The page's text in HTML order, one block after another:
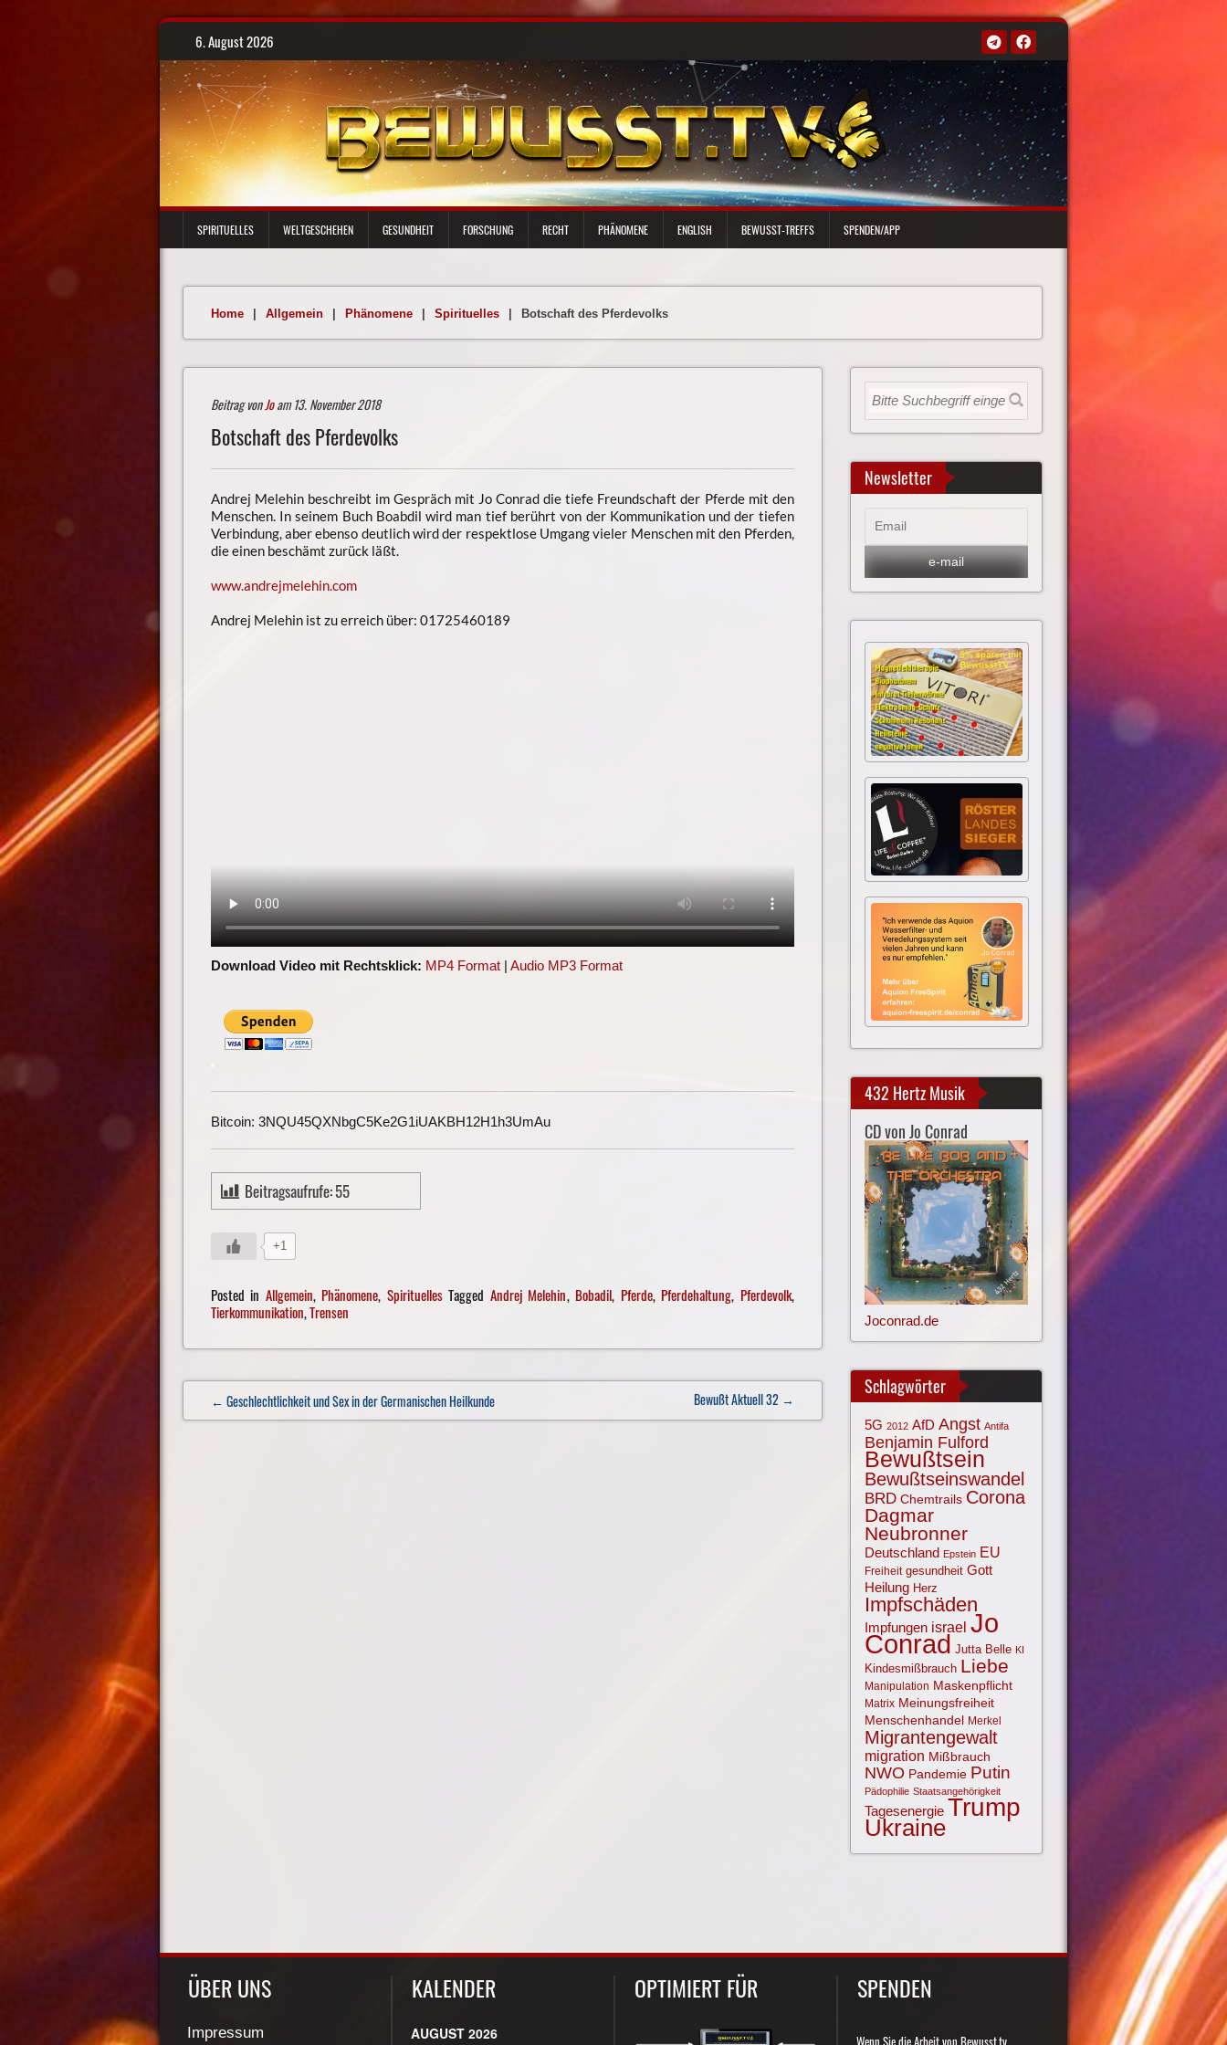
Skip
content
6. August 2026
SPIRITUELLES WELTGESCHEHEN GESUNDHEIT FORSCHUNG RECHT PHÄNOMENE ENGLISH BEWUSST-TREFFS SPENDEN/APP
Home Allgemein Phänomene Spirituelles Botschaft des Pferdevolks
Beitrag vonJoam 13. November 2018
Botschaft des Pferdevolks
Andrej Melehin beschreibt im Gespräch mit Jo Conrad die tiefe Freundschaft der Pferde mit den
Menschen. In seinem Buch Boabdil wird man tief berührt von der Kommunikation und der tiefen
Verbindung, aber ebenso deutlich wird der respektlose Umgang vieler Menschen mit den Pferden,
die einen beschämt zurück läßt.
www.andrejmelehin.com
Andrej Melehin ist zu erreich über: 01725460189
Download Video mit Rechtsklick: MP4 Format| Audio MP3 Format
Bitcoin: 3NQU45QXNbgC5Ke2G1iUAKBH12H1h3UmAu
Beitragsaufrufe:55
+1
Posted in Allgemein, Phänomene, SpirituellesTagged Andrej Melehin, Bobadil, Pferde, Pferdehaltung, Pferdevolk,
Tierkommunikation,Trensen
Post
navigation
← Geschlechtlichkeit und Sex in der Germanischen Heilkunde Bewußt Aktuell 32 →
Newsletter
432 Hertz Musik
CD von Jo Conrad
Joconrad.de
Schlagwörter
5G 2012 AfD Angst Antifa
Benjamin Fulford
Bewußtsein
Bewußtseinswandel
BRD Chemtrails Corona
Dagmar
Neubronner
Deutschland Epstein EU
Freiheit gesundheit Gott
Heilung Herz
Impfschäden
Impfungen israel Jo
Conrad Jutta Belle KI
Kindesmißbrauch Liebe
Manipulation Maskenpflicht
Matrix Meinungsfreiheit
Menschenhandel Merkel
Migrantengewalt
migration Mißbrauch
NWO Pandemie Putin
Pädophilie Staatsangehörigkeit
Tagesenergie Trump
Ukraine
ÜBER UNS
Impressum
KALENDER
AUGUST 2026
OPTIMIERT FÜR SPENDEN
Wenn Sie die Arbeit von Bewusst.tv